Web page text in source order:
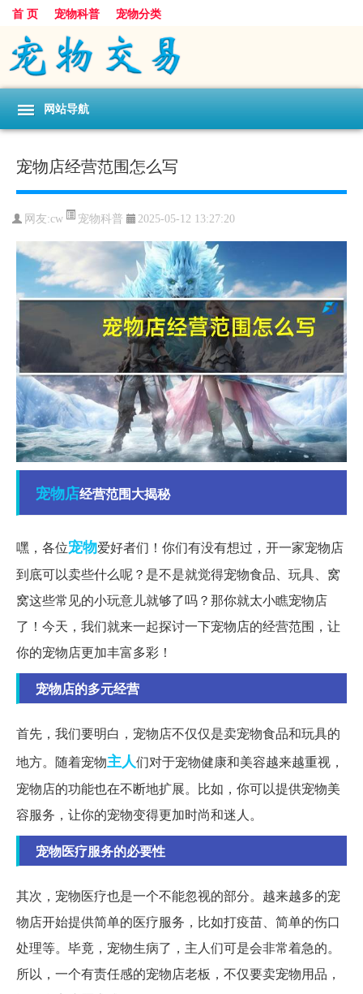
首 页 宠物科普 宠物分类
网站导航
宠物店经营范围怎么写
网友:cw 宠物科普 2025-05-12 13:27:20
宠物店经营范围大揭秘
嘿，各位宠物爱好者们！你们有没有想过，开一家宠物店
到底可以卖些什么呢？是不是就觉得宠物食品、玩具、窝
窝这些常见的小玩意儿就够了吗？那你就太小瞧宠物店
了！今天，我们就来一起探讨一下宠物店的经营范围，让
你的宠物店更加丰富多彩！
宠物店的多元经营
首先，我们要明白，宠物店不仅仅是卖宠物食品和玩具的
地方。随着宠物主人们对于宠物健康和美容越来越重视，
宠物店的功能也在不断地扩展。比如，你可以提供宠物美
容服务，让你的宠物变得更加时尚和迷人。
宠物医疗服务的必要性
其次，宠物医疗也是一个不能忽视的部分。越来越多的宠
物店开始提供简单的医疗服务，比如打疫苗、简单的伤口
处理等。毕竟，宠物生病了，主人们可是会非常着急的。
所以，一个有责任感的宠物店老板，不仅要卖宠物用品，